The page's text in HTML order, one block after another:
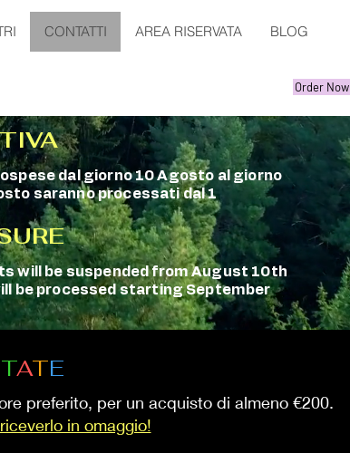
CONTATTI AREA RISERVATA BLOG
Order Now
dal giorno 10 Agosto al giorno
saranno processati dal 1
will be suspended from August 10th
be processed starting September
TATE
preferito, per un acquisto di almeno €200.
in omaggio!